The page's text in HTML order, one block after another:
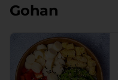
Gohan